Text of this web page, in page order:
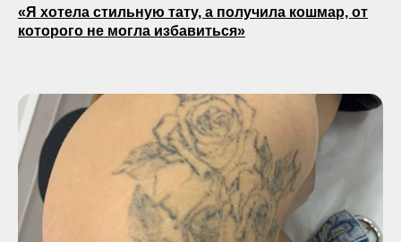
«Я хотела стильную тату, а получила кошмар, от
которого не могла избавиться»